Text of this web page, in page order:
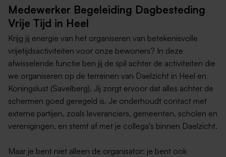
Medewerker Begeleiding Dagbesteding
Vrije Tijd in Heel
Krijg jij energie van het organiseren van betekenisvolle
vrijetijdsactiviteiten voor onze bewoners? In deze
afwisselende functie ben jij de spil achter de activiteiten die
we organiseren op de terreinen van Daelzicht in Heel en
Koningslust (Savelberg). Jij zorgt ervoor dat alles achter de
schermen goed geregeld is. Je onderhoudt contact met
externe partijen, zoals leveranciers, gemeenten, scholen en
verenigingen, en stemt af met je collega's binnen Daelzicht.
Maar je bent niet alleen de organisator: je bent ook